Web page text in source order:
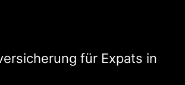
für Expats in